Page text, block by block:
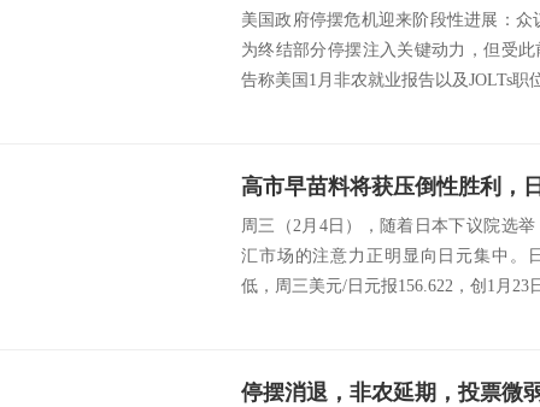
美国政府停摆危机迎来阶段性进展：
为终结部分停摆注入关键动力，但受
告称美国1月非农就业报告以及JOLTs职
高市早苗料将获压倒性胜利，
周三（2月4日），随着日本下议院选
汇市场的注意力正明显向日元集中。
低，周三美元/日元报156.622，创1月23
停摆消退，非农延期，投票微